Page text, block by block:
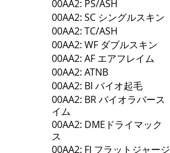
00AA2: PS/ASH
00AA2: SC シングルスキン
00AA2: TC/ASH
00AA2: WF ダブルスキン
00AA2: AF エアフレイム
00AA2: ATNB
00AA2: BI バイオ起毛
00AA2: BR バイオラバース
イム
00AA2: DMEドライマック
ス
00AA2: FJ フラットジャージ